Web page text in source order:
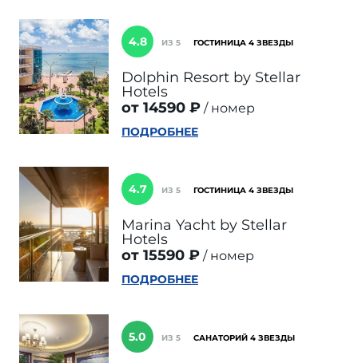
4.8 ИЗ 5 ГОСТИНИЦА 4 ЗВЕЗДЫ
Dolphin Resort by Stellar
Hotels
от 14590 ₽
номер
ПОДРОБНЕЕ
4.7 ИЗ 5 ГОСТИНИЦА 4 ЗВЕЗДЫ
Marina Yacht by Stellar
Hotels
от 15590 ₽
номер
ПОДРОБНЕЕ
5.0 ИЗ 5 САНАТОРИЙ 4 ЗВЕЗДЫ